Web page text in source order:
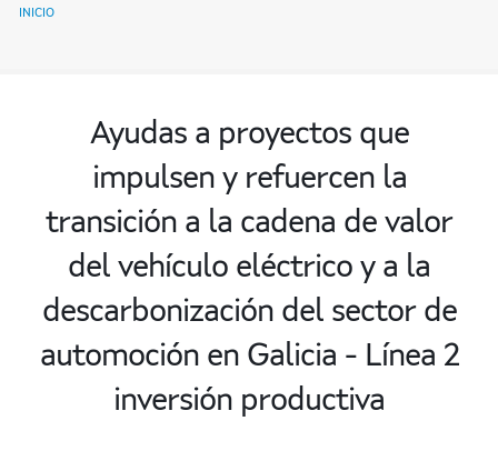
INICIO
Ayudas a proyectos que
impulsen y refuercen la
transición a la cadena de valor
del vehículo eléctrico y a la
descarbonización del sector de
automoción en Galicia - Línea 2
inversión productiva